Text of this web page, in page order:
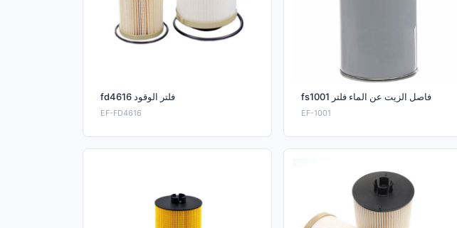
fd4616 فلتر الوقود
EF-FD4616
fs1001 فاصل الزيت عن الماء فلتر
EF-1001